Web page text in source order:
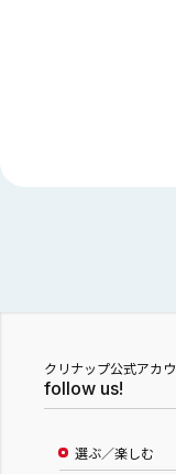
クリナップ公式アカ
follow us!
選ぶ／楽しむ